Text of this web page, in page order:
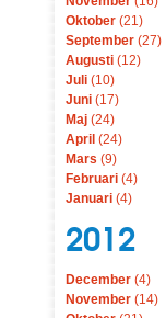
Oktober (21)
September (27)
Augusti (12)
Juli (10)
Juni (17)
Maj (24)
April (24)
Mars (9)
Februari (4)
Januari (4)
2012
December (4)
November (14)